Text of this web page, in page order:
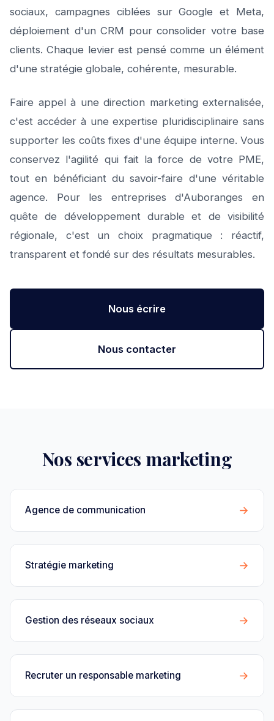
sociaux, campagnes ciblées sur Google et Meta,
déploiement d'un CRM pour consolider votre base
clients. Chaque levier est pensé comme un élément
d'une stratégie globale, cohérente, mesurable.
Faire appel à une direction marketing externalisée,
c'est accéder à une expertise pluridisciplinaire sans
supporter les coûts fixes d'une équipe interne. Vous
conservez l'agilité qui fait la force de votre PME,
tout en bénéficiant du savoir-faire d'une véritable
agence. Pour les entreprises d'Auboranges en
quête de développement durable et de visibilité
régionale, c'est un choix pragmatique : réactif,
transparent et fondé sur des résultats mesurables.
Nous écrire
Nous contacter
Nos services marketing
Agence de communication →
Stratégie marketing →
Gestion des réseaux sociaux →
Recruter un responsable marketing →